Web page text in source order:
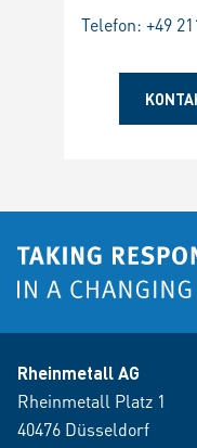
Telefon: +49
Rheinmetall AG
Rheinmetall Platz 1
40476 Düsseldorf